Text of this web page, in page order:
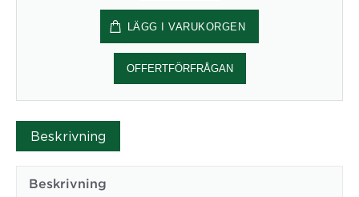
stativ
Bredd
129
cm
|
LÄGG I VARUKORGEN
OFFERTFÖRFRÅGAN
Beskrivning
Beskrivning